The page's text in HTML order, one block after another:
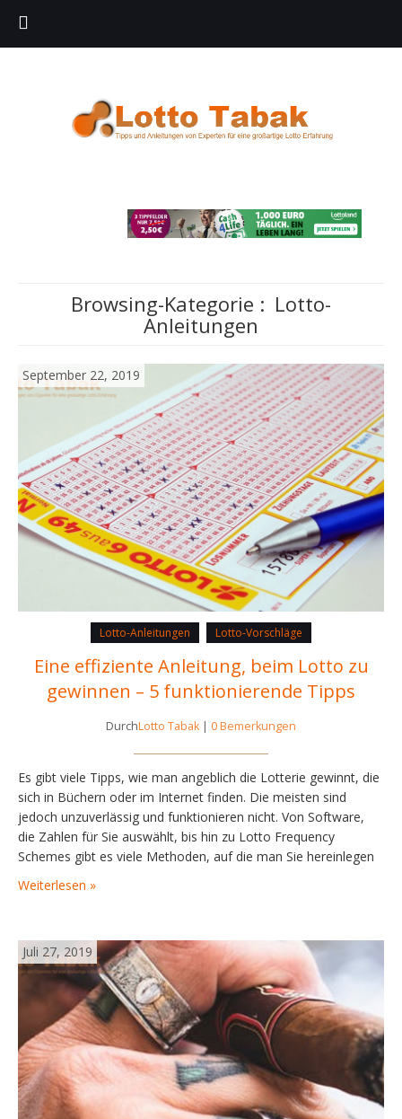
Browsing-Kategorie : Lotto-
Anleitungen
September 22, 2019
Lotto-Anleitungen Lotto-Vorschläge
Eine effiziente Anleitung, beim Lotto zu
gewinnen – 5 funktionierende Tipps
DurchLotto Tabak | 0 Bemerkungen
Es gibt viele Tipps, wie man angeblich die Lotterie gewinnt, die
sich in Büchern oder im Internet finden. Die meisten sind
jedoch unzuverlässig und funktionieren nicht. Von Software,
die Zahlen für Sie auswählt, bis hin zu Lotto Frequency
Schemes gibt es viele Methoden, auf die man Sie hereinlegen
gut…
Weiterlesen »
Juli 27, 2019